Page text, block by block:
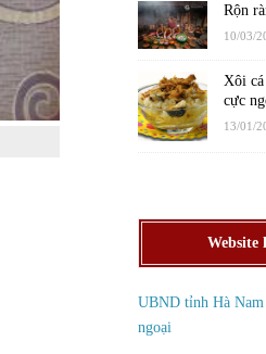
Rộn
10/03/
Xôi
cực
13/01/
Website
UBND tỉnh Hà
ngoại